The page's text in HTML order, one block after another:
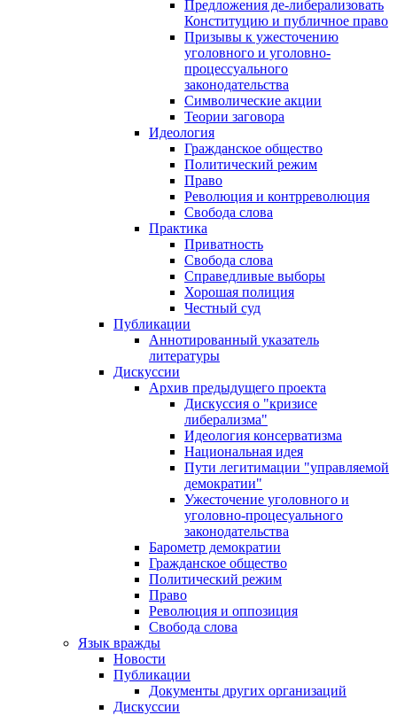
Предложения де-либерализовать
Конституцию и публичное право
Призывы к ужесточению
уголовного и уголовно-
процессуального
законодательства
Символические акции
Теории заговора
Идеология
Гражданское общество
Политический режим
Право
Революция и контрреволюция
Свобода слова
Практика
Приватность
Свобода слова
Справедливые выборы
Хорошая полиция
Честный суд
Публикации
Аннотированный указатель
литературы
Дискуссии
Архив предыдущего проекта
Дискуссия о "кризисе
либерализма"
Идеология консерватизма
Национальная идея
Пути легитимации "управляемой
демократии"
Ужесточение уголовного и
уголовно-процесуального
законодательства
Барометр демократии
Гражданское общество
Политический режим
Право
Революция и оппозиция
Свобода слова
Язык вражды
Новости
Публикации
Документы других организаций
Дискуссии